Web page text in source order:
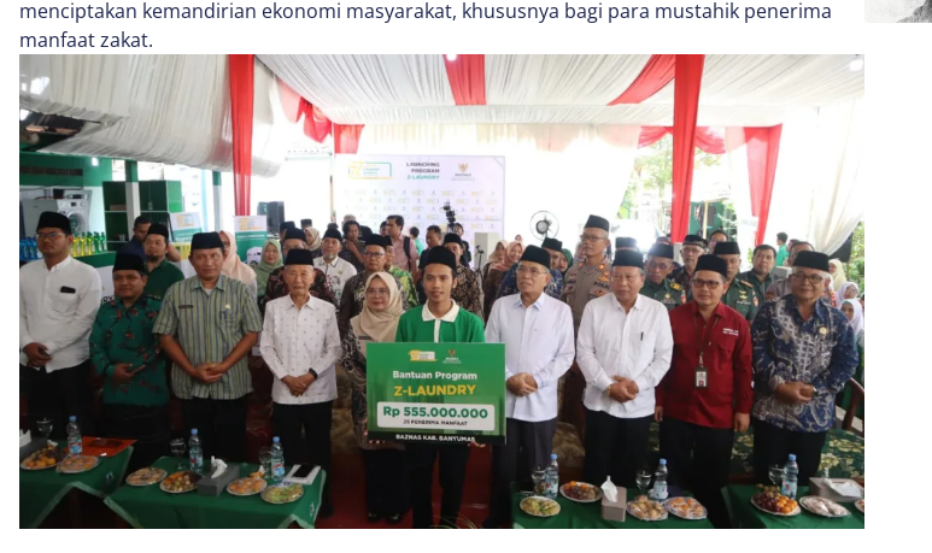
menciptakan kemandirian ekonomi masyarakat, khususnya bagi para mustahik penerima
manfaat zakat.